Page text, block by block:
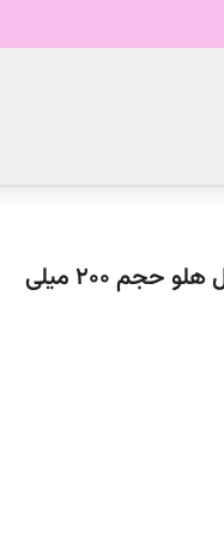
محلول پاک کننده آرایش صورت تایلامی مدل هلو حجم 200 میلی